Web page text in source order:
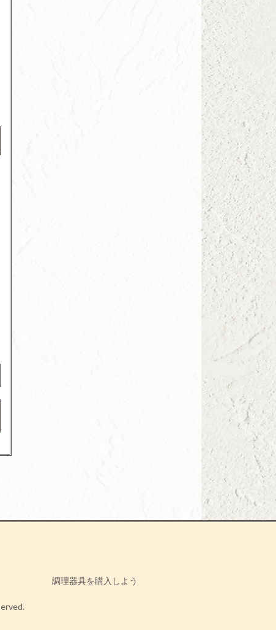
調理器具を購入しよう